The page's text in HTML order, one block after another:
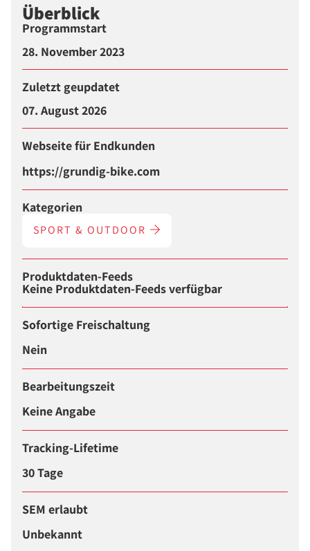
Überblick
Programmstart
28. November 2023
Zuletzt geupdatet
07. August 2026
Webseite für Endkunden
https://grundig-bike.com
Kategorien
SPORT & OUTDOOR
Produktdaten-Feeds
Keine Produktdaten-Feeds verfügbar
Sofortige Freischaltung
Nein
Bearbeitungszeit
Keine Angabe
Tracking-Lifetime
30 Tage
SEM erlaubt
Unbekannt